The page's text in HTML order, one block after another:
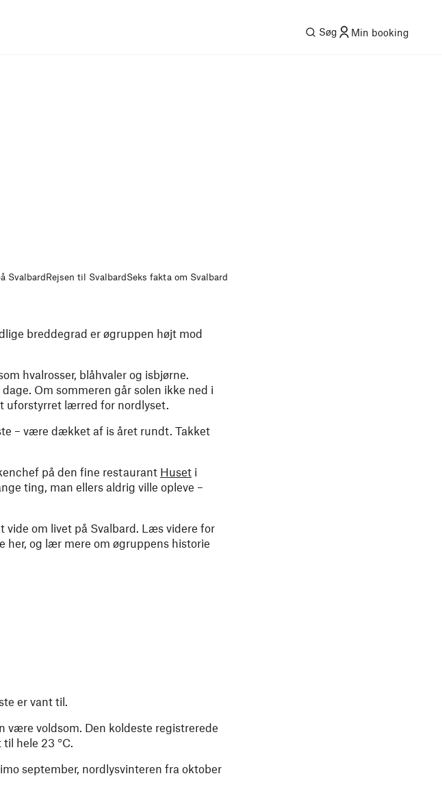
Søg Min booking
SvalbardRejsen til SvalbardSeks fakta om Svalbard
breddegrad er øgruppen højt mod
hvalrosser, blåhvaler og isbjørne.
Om sommeren går solen ikke ned i
uforstyrret lærred for nordlyset.
– være dækket af is året rundt. Takket
på den fine restaurant Huset i
ting, man ellers aldrig ville opleve –
vide om livet på Svalbard. Læs videre for
her, og lær mere om øgruppens historie
er vant til.
være voldsom. Den koldeste registrerede
hele 23 °C.
september, nordlysvinteren fra oktober